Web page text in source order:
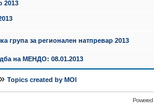
2013
група за регионален натпревар 2013
на МЕНДО: 08.01.2013
» Topics created by MOI